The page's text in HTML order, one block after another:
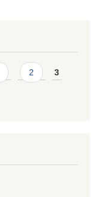
2 3